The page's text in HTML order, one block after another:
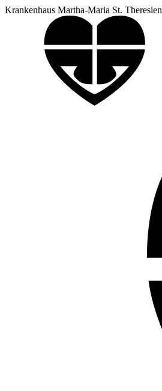
Krankenhaus Martha-Maria St. Theresien